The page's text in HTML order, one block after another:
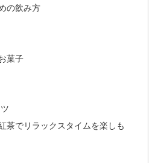
の飲み方
菓子
茶でリラックスタイムを楽しも